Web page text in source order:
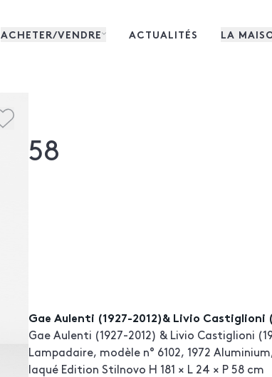
ACHETER/VENDRE ACTUALITÉS LA
58
Gae Aulenti (1927-2012)& Livio Castiglioni
Gae Aulenti (1927-2012) & Livio Castiglioni
Lampadaire, modèle n° 6102, 1972
laqué Edition Stilnovo H 181 × L 24 × P 58 cm